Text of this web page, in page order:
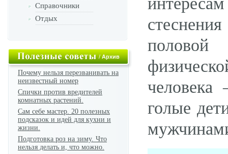
Справочники
Отдых
/Архив
Почему нельзя перезванивать на
неизвестный номер
Спички против вредителей
комнатных растений.
Сам себе мастер. 20 полезных
подсказок и идей для кухни и
жизни.
Подготовка роз на зиму. Что
нельзя делать и, что можно.
голые